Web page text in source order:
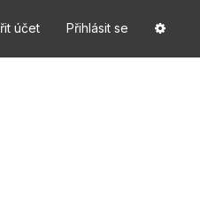
účet Přihlásit se